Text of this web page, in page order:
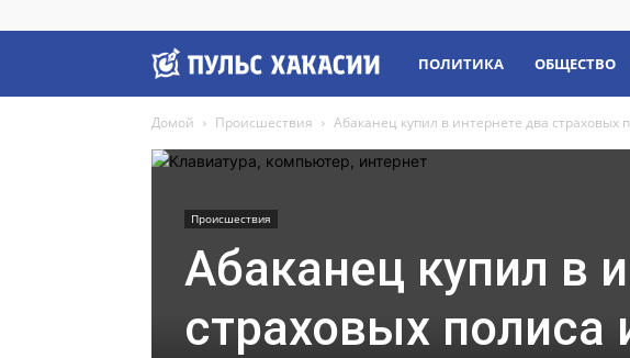
Пульс
Хакасии
ПОЛИТИКА ОБЩЕСТВО
Домой Происшествия Абаканец купил в интернете два страховых
Происшествия
Абаканец купил в
страховых полиса